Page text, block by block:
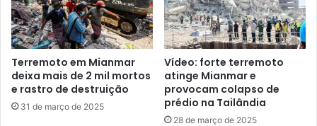
Terremoto em Mianmar
deixa mais de 2 mil mortos
e rastro de destruição
31 de março de 2025
Vídeo: forte terremoto
atinge Mianmar e
provocam colapso de
prédio na Tailândia
28 de março de 2025